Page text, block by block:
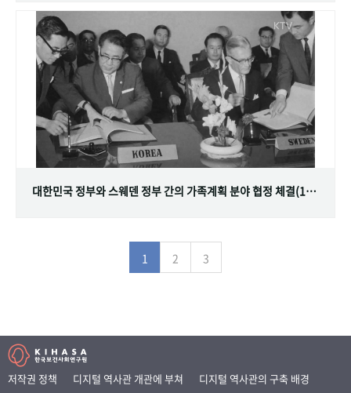
대한민국 정부와 스웨덴 정부 간의 가족계획 분야 협정 체결(1968.07.12)
1 2 3
저작권 정책 디지털 역사관 개관에 부쳐
디지털 역사관의 구축 배경